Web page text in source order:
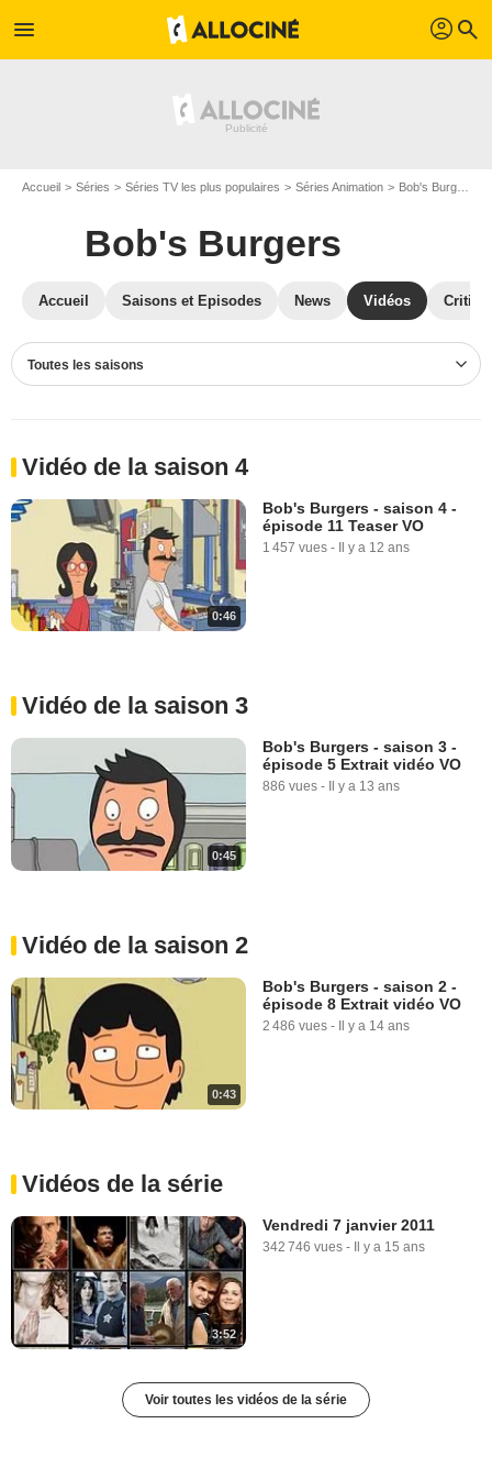
menu profil search
Accueil Séries Séries TV les plus populaires Séries Animation Bob's Burgers
Bob's Burgers
Accueil Saisons et Episodes News Vidéos
Toutes les saisons
Vidéo de la saison 4
0:46
Bob's Burgers - saison 4 -
épisode 11 Teaser VO
1 457 vues - Il y a 12 ans
Vidéo de la saison 3
0:45
Bob's Burgers - saison 3 -
épisode 5 Extrait vidéo VO
886 vues - Il y a 13 ans
Vidéo de la saison 2
0:43
Bob's Burgers - saison 2 -
épisode 8 Extrait vidéo VO
2 486 vues - Il y a 14 ans
Vidéos de la série
3:52
Vendredi 7 janvier 2011
342 746 vues - Il y a 15 ans
Voir toutes les vidéos de la série